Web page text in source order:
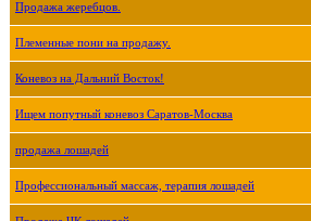
Продажа жеребцов.
Племенные пони на продажу.
Коневоз на Дальний Восток!
Ищем попутный коневоз Саратов-Москва
продажа лошадей
Профессиональный массаж, терапия лошадей